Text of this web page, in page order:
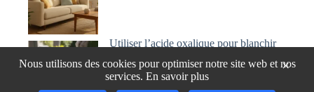
Utiliser l’acide oxalique pour blanchir
×
Nous utilisons des cookies pour optimiser notre site web et nos
services. En savoir plus